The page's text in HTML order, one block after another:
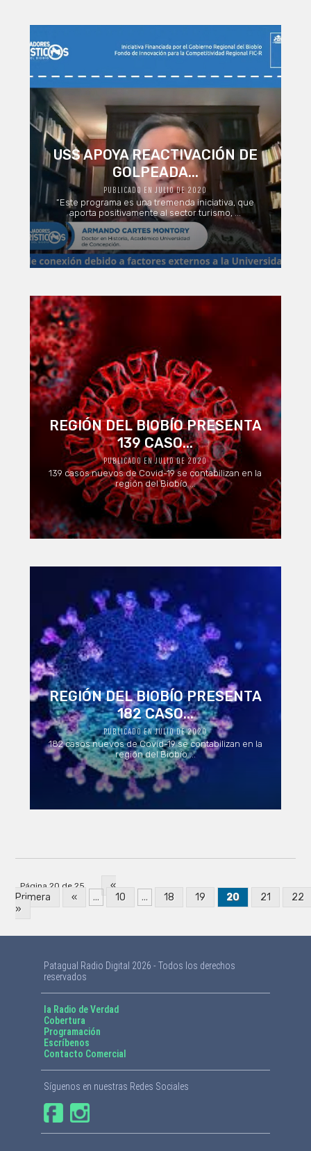
USS APOYA REACTIVACIÓN DE
GOLPEADA...
PUBLICADO EN JULIO DE 2020
“Este programa es una tremenda iniciativa, que
aporta positivamente al sector turismo, ...
REGIÓN DEL BIOBÍO PRESENTA
139 CASO...
PUBLICADO EN JULIO DE 2020
139 casos nuevos de Covid-19 se contabilizan en la
región del Biobío ...
REGIÓN DEL BIOBÍO PRESENTA
182 CASO...
PUBLICADO EN JULIO DE 2020
182 casos nuevos de Covid-19 se contabilizan en la
región del Biobío ...
Página 20 de 25
«
Primera
« ... 10 ... 18 19 20 21
22
»
Patagual Radio Digital 2026 - Todos los derechos
reservados
la Radio de Verdad
Cobertura
Programación
Escríbenos
Contacto Comercial
Síguenos en nuestras Redes Sociales